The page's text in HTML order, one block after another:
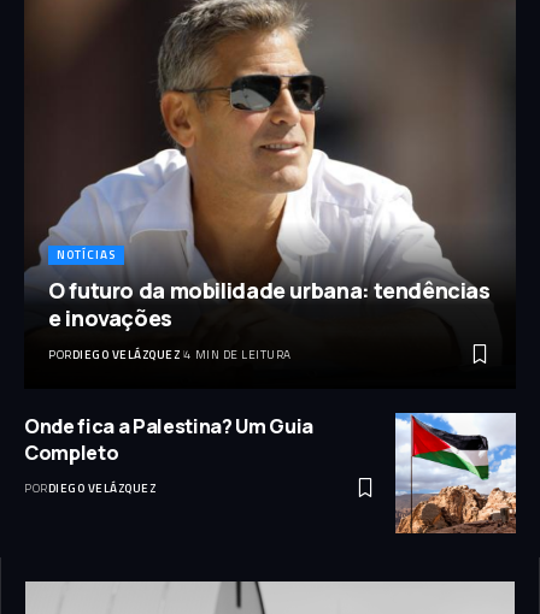
NOTÍCIAS
O futuro da mobilidade urbana: tendências
e inovações
PORDIEGO VELÁZQUEZ 4 MIN DE LEITURA
Onde fica a Palestina? Um Guia
Completo
PORDIEGO VELÁZQUEZ